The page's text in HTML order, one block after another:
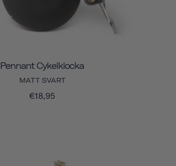
Pennant Cykelklocka
MATT SVART
€18,95